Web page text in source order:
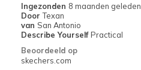
Ingezonden 8 maanden geleden
Door Texan
van San Antonio
Describe Yourself Practical
Beoordeeld op
skechers.com